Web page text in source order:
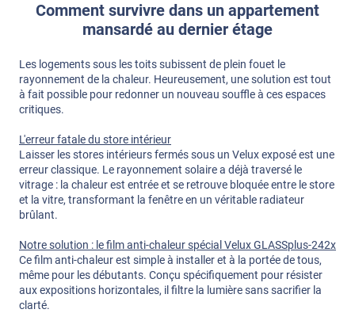
Comment survivre dans un appartement
mansardé au dernier étage
Les logements sous les toits subissent de plein fouet le
rayonnement de la chaleur. Heureusement, une solution est tout
à fait possible pour redonner un nouveau souffle à ces espaces
critiques.
L'erreur fatale du store intérieur
Laisser les stores intérieurs fermés sous un Velux exposé est une
erreur classique. Le rayonnement solaire a déjà traversé le
vitrage : la chaleur est entrée et se retrouve bloquée entre le store
et la vitre, transformant la fenêtre en un véritable radiateur
brûlant.
Notre solution : le film anti-chaleur spécial Velux GLASSplus-242x
Ce film anti-chaleur est simple à installer et à la portée de tous,
même pour les débutants. Conçu spécifiquement pour résister
aux expositions horizontales, il filtre la lumière sans sacrifier la
clarté.